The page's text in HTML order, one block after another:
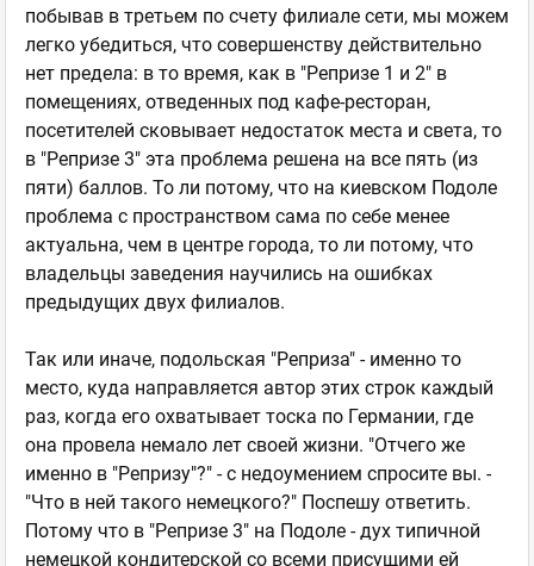
побывав в третьем по счету филиале сети, мы можем
легко убедиться, что совершенству действительно
нет предела: в то время, как в "Репризе 1 и 2" в
помещениях, отведенных под кафе-ресторан,
посетителей сковывает недостаток места и света, то
в "Репризе 3" эта проблема решена на все пять (из
пяти) баллов. То ли потому, что на киевском Подоле
проблема с пространством сама по себе менее
актуальна, чем в центре города, то ли потому, что
владельцы заведения научились на ошибках
предыдущих двух филиалов.
Так или иначе, подольская "Реприза" - именно то
место, куда направляется автор этих строк каждый
раз, когда его охватывает тоска по Германии, где
она провела немало лет своей жизни. "Отчего же
именно в "Репризу"?" - с недоумением спросите вы. -
"Что в ней такого немецкого?" Поспешу ответить.
Потому что в "Репризе 3" на Подоле - дух типичной
немецкой кондитерской со всеми присущими ей